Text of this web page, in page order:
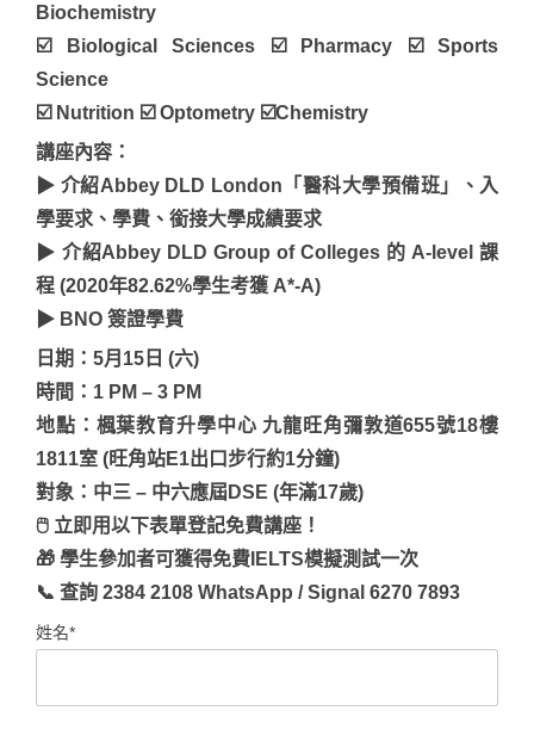
Biochemistry
☑️ Biological Sciences ☑️ Pharmacy ☑️ Sports
Science
☑️ Nutrition ☑️ Optometry ☑️Chemistry
講座內容：
▶ 介紹Abbey DLD London「醫科大學預備班」、入
學要求、學費、銜接大學成績要求
▶ 介紹Abbey DLD Group of Colleges 的 A-level 課
程 (2020年82.62%學生考獲 A*-A)
▶ BNO 簽證學費
日期：5月15日 (六)
時間：1 PM – 3 PM
地點：楓葉教育升學中心 九龍旺角彌敦道655號18樓
1811室 (旺角站E1出口步行約1分鐘)
對象：中三 – 中六應屆DSE (年滿17歲)
🖱 立即用以下表單登記免費講座！
🎁 學生參加者可獲得免費IELTS模擬測試一次
📞 查詢 2384 2108 WhatsApp / Signal 6270 7893
姓名*